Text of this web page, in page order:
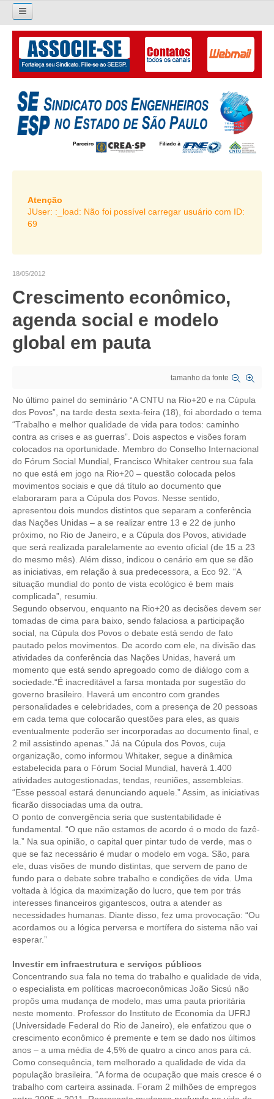
Pesquisar...
O SINDICATO
APRESENTAÇÃO
PALAVRA DO PRESIDENTE
DIRETORIA
LIVRO GESTÃO 2026-2029
SUBSEDES SINDICAIS
ORGANOGRAMA
CRESCE BRASIL
CONSELHO TECNOLÓGICO
HISTÓRICO E ATUAÇÃO
CONSELHOS ASSESSORES
PERSONALIDADES DA TECNOLOGIA
NÚCLEO DA MULHER ENGENHEIRA
TRANSPARÊNCIA
JURÍDICO
CONSULTORIA
ACORDOS, CONVENÇÕES E DISSÍDIOS
CONTRIBUIÇÕES
CONTRIBUIÇÃO ASSISTENCIAL
CONTRIBUIÇÃO ASSOCIATIVA OU ANUIDADE DE SÓCIO
CONTRIBUIÇÃO SINDICAL URBANA
REVISÃO DE APOSENTADORIA
FGTS EXPURGOS
FGTS CORREÇÃO
LEGISLAÇÃO
LEI 4.950-A/1966 – PISO SALARIAL
LEI 5.194/1966 – REGULAMENTAÇÃO DA PROFISSÃO
LEI 6.496/1977 – ART
RES 1.002/2002 – CÓDIGO DE ÉTICA
HOMOLOGAÇÕES
PISO SALARIAL
FIQUE POR DENTRO
APRESENTAÇÃO
EMPREGO E ESTÁGIO
CARREIRA
AUTÔNOMOS E SERVIÇOS
NEWSLETTER
Atenção
JUser: :_load: Não foi possível carregar usuário com ID:
69
18/05/2012
Crescimento econômico,
agenda social e modelo
global em pauta
tamanho da fonte
No último painel do seminário “A CNTU na Rio+20 e na Cúpula
dos Povos”, na tarde desta sexta-feira (18), foi abordado o tema
“Trabalho e melhor qualidade de vida para todos: caminho
contra as crises e as guerras”. Dois aspectos e visões foram
colocados na oportunidade. Membro do Conselho Internacional
do Fórum Social Mundial, Francisco Whitaker centrou sua fala
no que está em jogo na Rio+20 – questão colocada pelos
movimentos sociais e que dá título ao documento que
elaboraram para a Cúpula dos Povos. Nesse sentido,
apresentou dois mundos distintos que separam a conferência
das Nações Unidas – a se realizar entre 13 e 22 de junho
próximo, no Rio de Janeiro, e a Cúpula dos Povos, atividade
que será realizada paralelamente ao evento oficial (de 15 a 23
do mesmo mês). Além disso, indicou o cenário em que se dão
as iniciativas, em relação à sua predecessora, a Eco 92. “A
situação mundial do ponto de vista ecológico é bem mais
complicada”, resumiu.
Segundo observou, enquanto na Rio+20 as decisões devem ser
tomadas de cima para baixo, sendo falaciosa a participação
social, na Cúpula dos Povos o debate está sendo de fato
pautado pelos movimentos. De acordo com ele, na divisão das
atividades da conferência das Nações Unidas, haverá um
momento que está sendo apregoado como de diálogo com a
sociedade.“É inacreditável a farsa montada por sugestão do
governo brasileiro. Haverá um encontro com grandes
personalidades e celebridades, com a presença de 20 pessoas
em cada tema que colocarão questões para eles, as quais
eventualmente poderão ser incorporadas ao documento final, e
2 mil assistindo apenas.” Já na Cúpula dos Povos, cuja
organização, como informou Whitaker, segue a dinâmica
estabelecida para o Fórum Social Mundial, haverá 1.400
atividades autogestionadas, tendas, reuniões, assembleias.
“Esse pessoal estará denunciando aquele.” Assim, as iniciativas
ficarão dissociadas uma da outra.
O ponto de convergência seria que sustentabilidade é
fundamental. “O que não estamos de acordo é o modo de fazê-
la.” Na sua opinião, o capital quer pintar tudo de verde, mas o
que se faz necessário é mudar o modelo em voga. São, para
ele, duas visões de mundo distintas, que servem de pano de
fundo para o debate sobre trabalho e condições de vida. Uma
voltada à lógica da maximização do lucro, que tem por trás
interesses financeiros gigantescos, outra a atender as
necessidades humanas. Diante disso, fez uma provocação: “Ou
acordamos ou a lógica perversa e mortífera do sistema não vai
esperar.”
Investir em infraestrutura e serviços públicos
Concentrando sua fala no tema do trabalho e qualidade de vida,
o especialista em políticas macroeconômicas João Sicsú não
propôs uma mudança de modelo, mas uma pauta prioritária
neste momento. Professor do Instituto de Economia da UFRJ
(Universidade Federal do Rio de Janeiro), ele enfatizou que o
crescimento econômico é premente e tem se dado nos últimos
anos – a uma média de 4,5% de quatro a cinco anos para cá.
Como consequência, tem melhorado a qualidade de vida da
população brasileira. “A forma de ocupação que mais cresce é o
trabalho com carteira assinada. Foram 2 milhões de empregos